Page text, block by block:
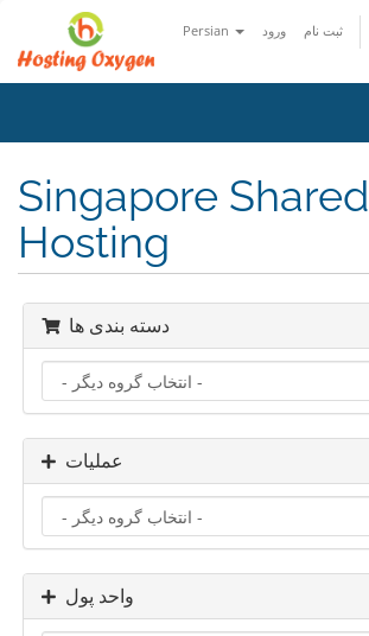
Persian ورود ثبت نام
Singapore Shared
Hosting
دسته بندی ها
عملیات
واحد پول